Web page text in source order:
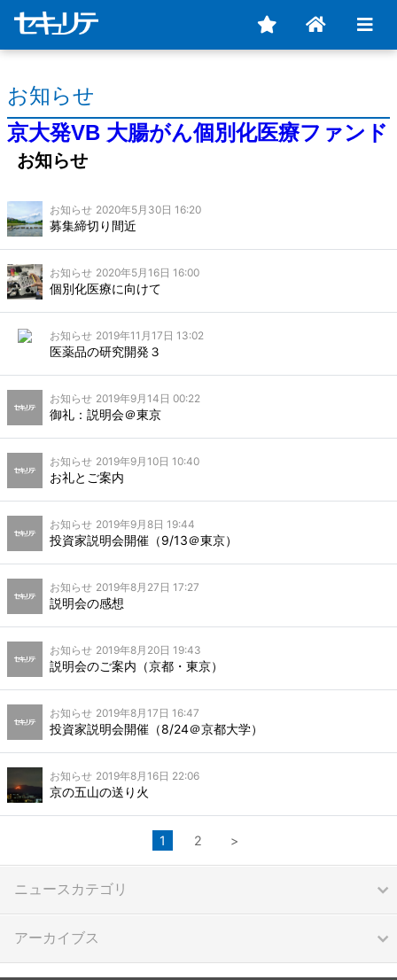
お知らせ
京大発VB 大腸がん個別化医療ファンド
お知らせ
お知らせ 2020年5月30日 16:20
募集締切り間近
お知らせ 2020年5月16日 16:00
個別化医療に向けて
お知らせ 2019年11月17日 13:02
医薬品の研究開発３
お知らせ 2019年9月14日 00:22
御礼：説明会＠東京
お知らせ 2019年9月10日 10:40
お礼とご案内
お知らせ 2019年9月8日 19:44
投資家説明会開催（9/13＠東京）
お知らせ 2019年8月27日 17:27
説明会の感想
お知らせ 2019年8月20日 19:43
説明会のご案内（京都・東京）
お知らせ 2019年8月17日 16:47
投資家説明会開催（8/24＠京都大学）
お知らせ 2019年8月16日 22:06
京の五山の送り火
1 2 >
ニュースカテゴリ
アーカイブス